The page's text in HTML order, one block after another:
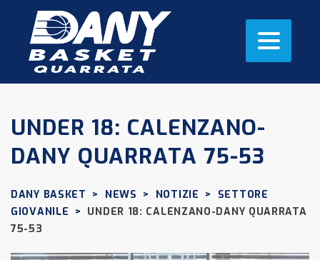
UNDER 18: CALENZANO-
DANY QUARRATA 75-53
DANY BASKET > NEWS > NOTIZIE >
SETTORE
GIOVANILE > UNDER 18: CALENZANO-DANY QUARRATA
75-53